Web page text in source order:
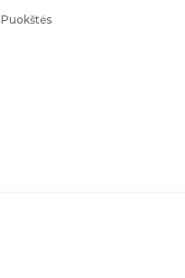
Puokštės